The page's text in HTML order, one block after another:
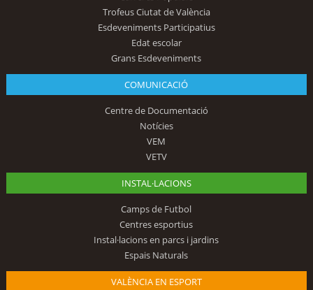
Trofeus Ciutat de València
Esdeveniments Participatius
Edat escolar
Grans Esdeveniments
COMUNICACIÓ
Centre de Documentació
Notícies
VEM
VETV
INSTAL·LACIONS
Camps de Futbol
Centres esportius
Instal·lacions en parcs i jardins
Espais Naturals
VALÈNCIA EN ESPORT